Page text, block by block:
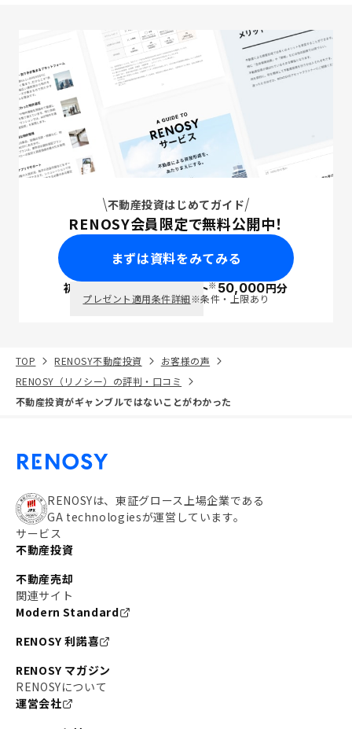
不動産投資はじめてガイド
RENOSY会員限定で無料公開中！
まずは資料をみてみる
初回面談で ポイント※50,000円分
プレゼント適用条件詳細※条件・上限あり
TOP RENOSY不動産投資
お客様の声
RENOSY（リノシー）の評判・口コミ
不動産投資がギャンブルではないことがわかった
RENOSYは、東証グロース上場企業である
GA technologiesが運営しています。
サービス
不動産投資
不動産売却
関連サイト
Modern Standard
RENOSY 利諾喜
RENOSY マガジン
RENOSYについて
運営会社